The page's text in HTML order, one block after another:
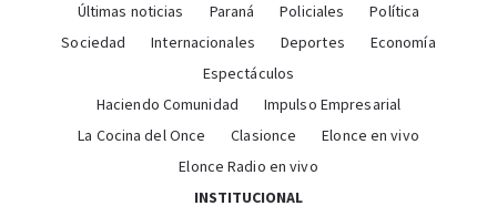
Últimas noticias Paraná Policiales
Política
Sociedad
Internacionales Deportes
Economía
Espectáculos
Haciendo Comunidad
Impulso Empresarial
La Cocina del Once
Clasionce
Elonce en vivo
Elonce Radio en vivo
INSTITUCIONAL